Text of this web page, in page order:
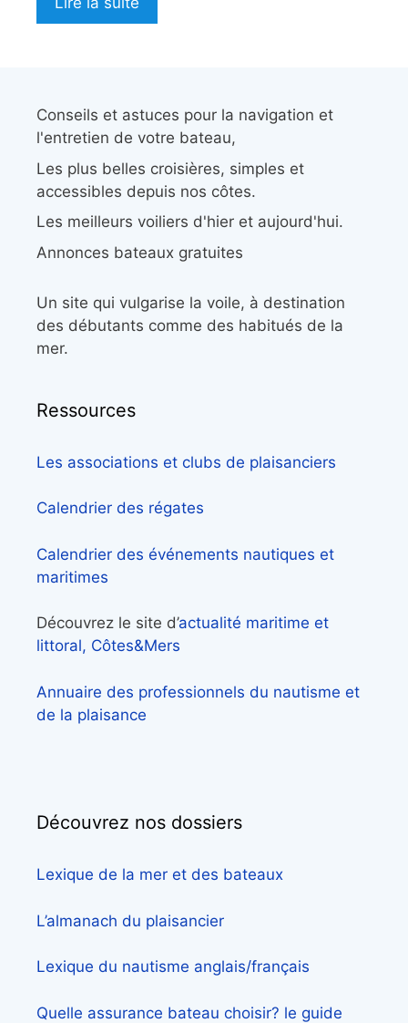
Conseils et astuces pour la navigation et
l'entretien de votre bateau,
Les plus belles croisières, simples et
accessibles depuis nos côtes.
Les meilleurs voiliers d'hier et aujourd'hui.
Annonces bateaux gratuites
Un site qui vulgarise la voile, à destination
des débutants comme des habitués de la
mer.
Ressources
Les associations et clubs de plaisanciers
Calendrier des régates
Calendrier des événements nautiques et
maritimes
Découvrez le site d’actualité maritime et
littoral, Côtes&Mers
Annuaire des professionnels du nautisme et
de la plaisance
Découvrez nos dossiers
Lexique de la mer et des bateaux
L’almanach du plaisancier
Lexique du nautisme anglais/français
Quelle assurance bateau choisir? le guide